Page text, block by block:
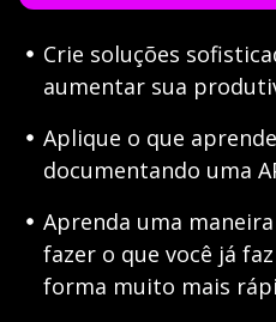
Crie soluções
aumentar sua
Aplique o que
documentando uma
Aprenda uma
fazer o que você já
forma muito mais